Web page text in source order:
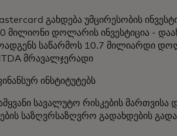
გახდება უმცირესობის
მილიონი დოლარის ინვესტიცია -
საწარმოს 10.7 მილიარდი
მრავალჯერადი
ინსტიტუტებს
სავალუტო რისკების მართვისა
საზღვრსაზღვრო გადახდების